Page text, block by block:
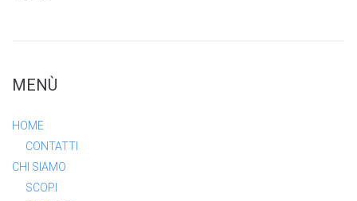
MENÙ
HOME
CONTATTI
CHI SIAMO
SCOPI